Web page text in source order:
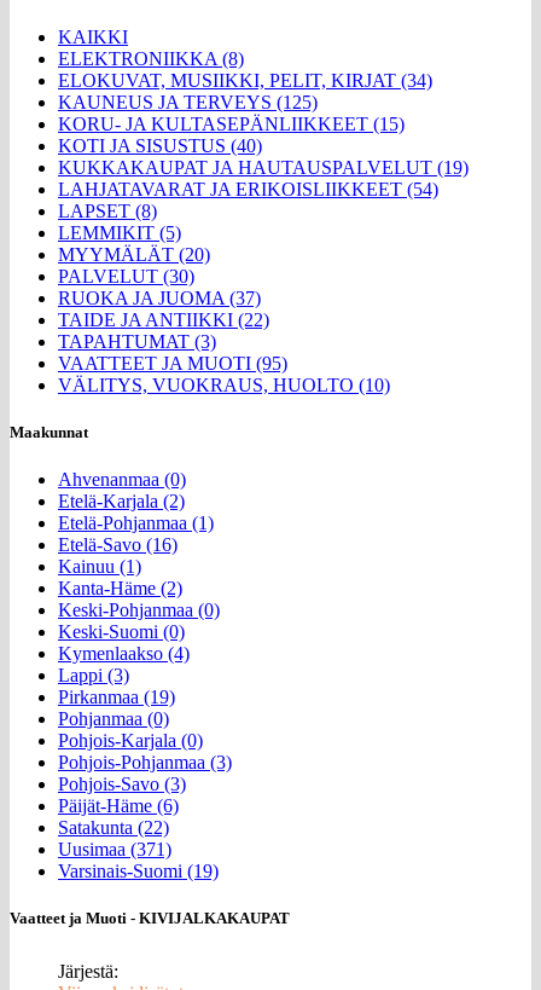
KAIKKI
ELEKTRONIIKKA (8)
ELOKUVAT, MUSIIKKI, PELIT, KIRJAT (34)
KAUNEUS JA TERVEYS (125)
KORU- JA KULTASEPÄNLIIKKEET (15)
KOTI JA SISUSTUS (40)
KUKKAKAUPAT JA HAUTAUSPALVELUT (19)
LAHJATAVARAT JA ERIKOISLIIKKEET (54)
LAPSET (8)
LEMMIKIT (5)
MYYMÄLÄT (20)
PALVELUT (30)
RUOKA JA JUOMA (37)
TAIDE JA ANTIIKKI (22)
TAPAHTUMAT (3)
VAATTEET JA MUOTI (95)
VÄLITYS, VUOKRAUS, HUOLTO (10)
Maakunnat
Ahvenanmaa (0)
Etelä-Karjala (2)
Etelä-Pohjanmaa (1)
Etelä-Savo (16)
Kainuu (1)
Kanta-Häme (2)
Keski-Pohjanmaa (0)
Keski-Suomi (0)
Kymenlaakso (4)
Lappi (3)
Pirkanmaa (19)
Pohjanmaa (0)
Pohjois-Karjala (0)
Pohjois-Pohjanmaa (3)
Pohjois-Savo (3)
Päijät-Häme (6)
Satakunta (22)
Uusimaa (371)
Varsinais-Suomi (19)
Vaatteet ja Muoti - KIVIJALKAKAUPAT
Järjestä: